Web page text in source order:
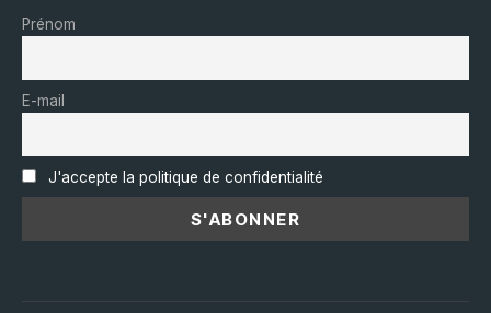
Prénom
E-mail
J'accepte la politique de confidentialité